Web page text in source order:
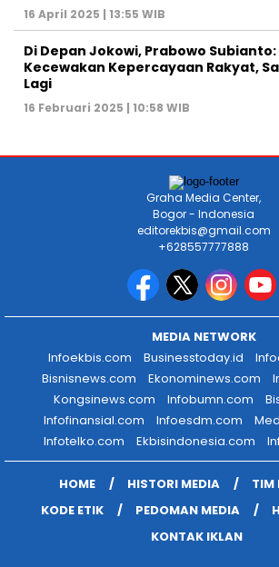
16 April 2025 | 13:55 WIB
Di Depan Jokowi, Prabowo
Kecewakan Kepercayaan Rakyat,
Lagi
16 Februari 2025 | 10:58 WIB
Graha Media Center,
Bogor - Indonesia
editorekbis@gmail.com
+628557777888
MEDIA NETWORK
Infoekbis.com
Businesstoday.id
Bisnisnews.com
Ekonominews.com
Kongsinews.com
Infobumn.com
Infofinansial.com
Infoesdm.com
Infotelko.com
Ekbisindonesia.com
HOME HISTORI MEDIA
TIM
KODE ETIK
PEDOMAN MEDIA
KONTAK IKLAN